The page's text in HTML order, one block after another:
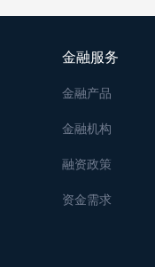
金融服务
金融产品
金融机构
融资政策
资金需求